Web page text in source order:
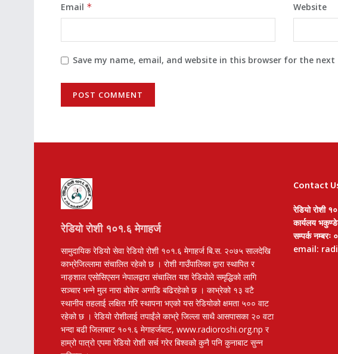
Email * Website
Save my name, email, and website in this browser for the
रेडियो रोशी १०१.६ मेगाहर्ज
सामुदायिक रेडियो सेवा रेडियो रोशी १०१.६ मेगाहर्ज बि.स. २०७५ सालदेखि
काभ्रेजिल्लामा संचालित रहेको छ । रोशी गाउँपालिका द्वारा स्थापित र
नाङ्शाल एसोसिएसन नेपालद्वारा संचालित यश रेडियोले समृद्धिको लागि
सञ्चार भन्ने मुल नारा बोकेर अगाडि बढिरहेको छ । काभ्रेको १३ वटै
स्थानीय तहलाई लक्षित गरि स्थापना भएको यस रेडियोको क्षमता ५०० वाट
रहेको छ । रेडियो रोशीलाई तपाईंले काभ्रे जिल्ला साथै आसपासका २० वटा
भन्दा बढी जिलाबाट १०१.६ मेगाहर्जबाट, www.radioroshi.org.np र
हाम्रो पात्रो एपमा रेडियो रोशी सर्च गरेर बिश्वको कुनै पनि कुनाबाट सुन्न
Contact
रेडियो रोशी
कार्यलय
सम्पर्क
email: